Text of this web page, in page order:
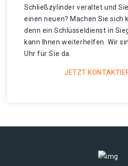
Schließzylinder veraltet und
einen neuen? Machen Sie sich
denn ein Schlüsseldienst in
kann Ihnen weiterhelfen. Wir
Uhr für Sie da.
JETZT